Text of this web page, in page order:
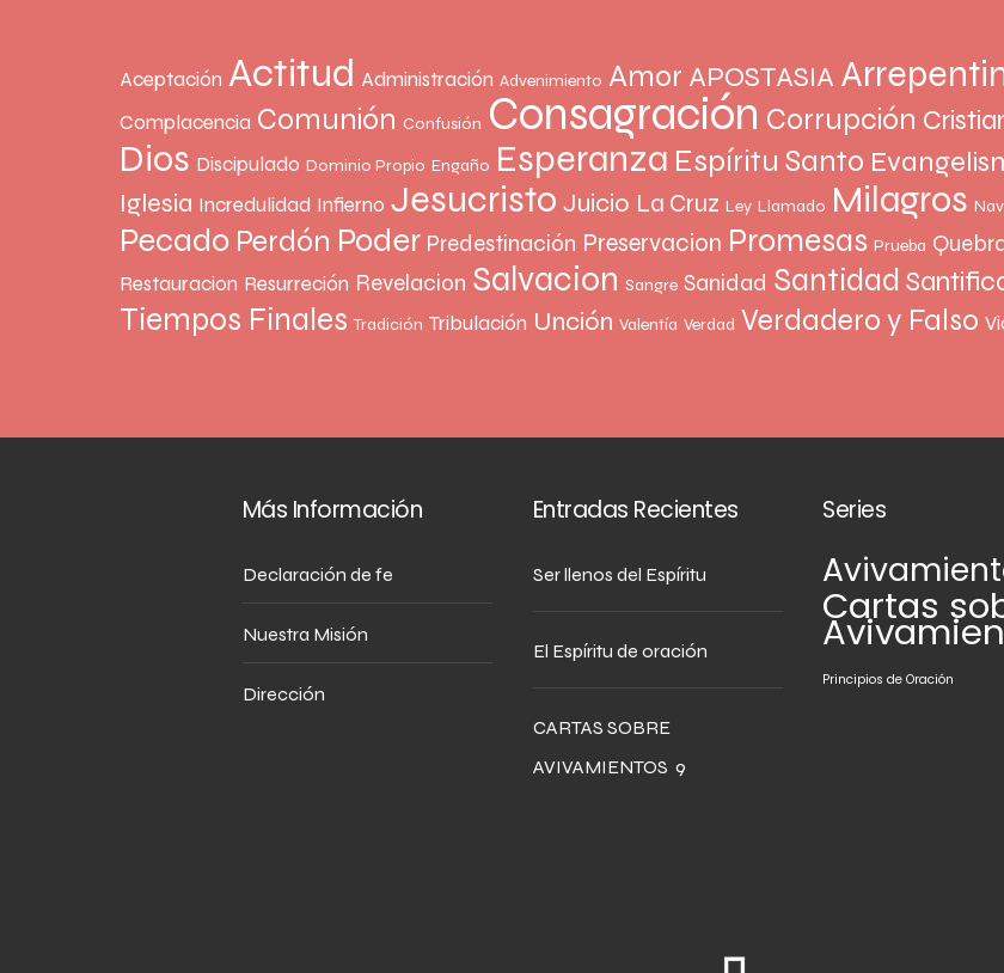
Aceptación Actitud Administración Advenimiento Amor APOSTASIA
Complacencia Comunión Confusión Consagración Corrupción
Dios Discipulado Dominio Propio Engaño Esperanza Espíritu Santo
Iglesia Incredulidad Infierno Jesucristo Juicio La Cruz Ley Llamado Milagros
Pecado Perdón Poder Predestinación Preservacion Promesas Prueba
Restauracion Resurreción Revelacion Salvacion Sangre Sanidad Santidad
Tiempos Finales Tradición Tribulación Unción Valentía Verdad Verdadero y Falso
Más Información
Declaración de fe
Nuestra Misión
Dirección
Entradas Recientes
Ser llenos del Espíritu
El Espíritu de oración
CARTAS SOBRE
AVIVAMIENTOS 9
Series
Cartas
Principios de Oración